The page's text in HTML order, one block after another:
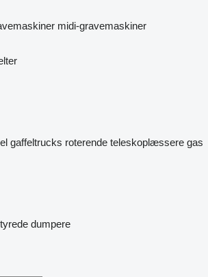
midi-gravemaskiner
gaffeltrucks roterende teleskoplæssere gas
dumpere